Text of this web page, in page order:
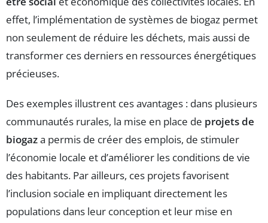
effet, l’implémentation de systèmes de biogaz permet
non seulement de réduire les déchets, mais aussi de
transformer ces derniers en ressources énergétiques
précieuses.
Des exemples illustrent ces avantages : dans plusieurs
communautés rurales, la mise en place de projets de
biogaza permis de créer des emplois, de stimuler
l’économie locale et d’améliorer les conditions de vie
des habitants. Par ailleurs, ces projets favorisent
l’inclusion sociale en impliquant directement les
populations dans leur conception et leur mise en